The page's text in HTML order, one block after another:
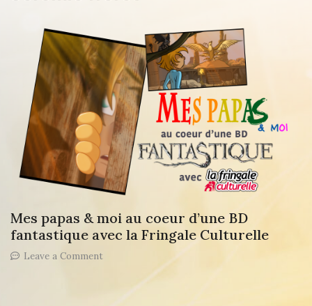
Mes papas & moi au coeur d’une BD
fantastique avec la Fringale Culturelle
Leave a Commenton